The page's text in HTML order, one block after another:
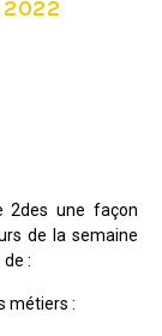
2022
2des une façon
de la semaine
:
métiers :